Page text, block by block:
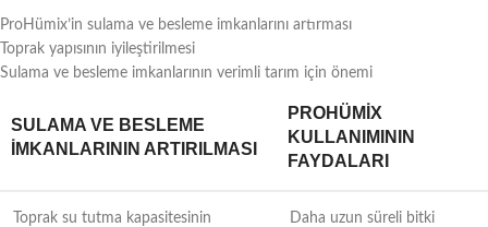
ProHümix’in sulama ve besleme imkanlarını artırması
Toprak yapısının iyileştirilmesi
Sulama ve besleme imkanlarının verimli tarım için önemi
SULAMA VE BESLEME
İMKANLARININ ARTIRILMASI
PROHÜMIX
KULLANIMININ
FAYDALARI
Toprak su tutma kapasitesinin
Daha uzun süreli bitki